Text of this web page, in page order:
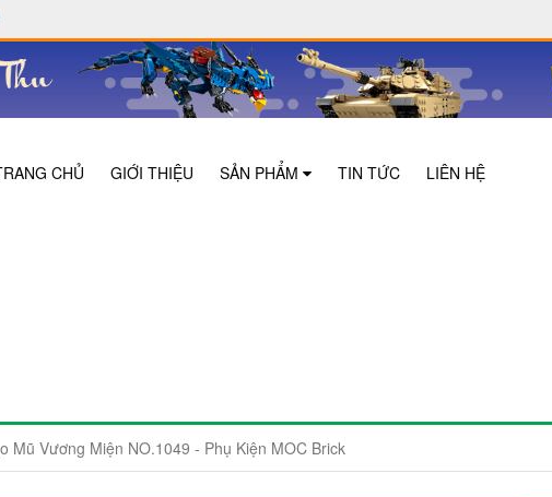
CHỦ GIỚI THIỆU SẢN PHẨM TIN TỨC LIÊN HỆ
Mũ Vương Miện NO.1049 - Phụ Kiện MOC Brick